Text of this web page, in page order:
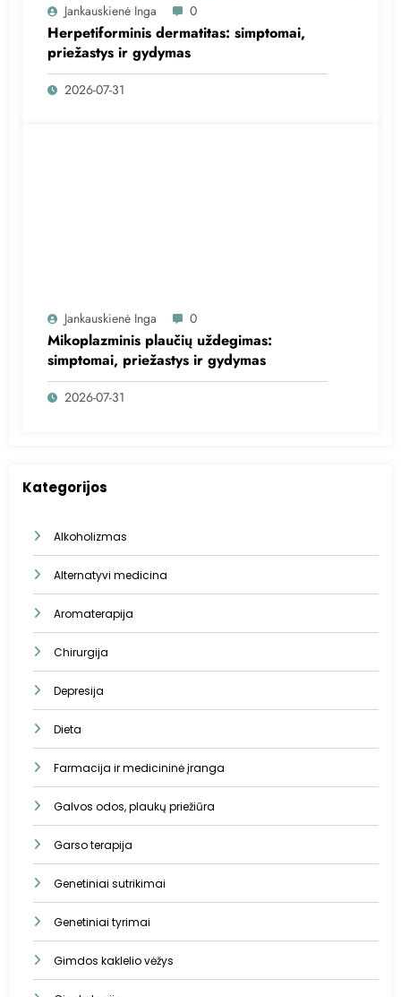
Jankauskienė Inga 0
Herpetiforminis dermatitas: simptomai,
priežastys ir gydymas
2026-07-31
Jankauskienė Inga 0
Mikoplazminis plaučių uždegimas:
simptomai, priežastys ir gydymas
2026-07-31
Kategorijos
Alkoholizmas
Alternatyvi medicina
Aromaterapija
Chirurgija
Depresija
Dieta
Farmacija ir medicininė įranga
Galvos odos, plaukų priežiūra
Garso terapija
Genetiniai sutrikimai
Genetiniai tyrimai
Gimdos kaklelio vėžys